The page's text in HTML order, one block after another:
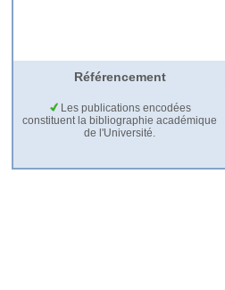
Référencement
Les publications encodées
constituent la bibliographie académique
de l'Université.